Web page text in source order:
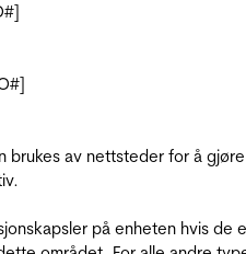
brukes av nettsteder for å gjøre
på enheten hvis de